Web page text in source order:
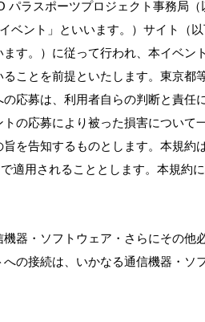
パラスポーツプロジェクト事務局
ベント」といいます。）サイト（
す。）に従って行われ、本イベ
ことを前提といたします。東京
応募は、利用者自らの判断と責
の応募により被った損害につい
を告知するものとします。本規
適用されることとします。本規約
器・ソフトウェア・さらにその
の接続は、いかなる通信機器・